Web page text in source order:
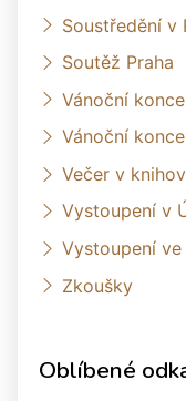
Soustředění v
Soutěž Praha
Vánoční
Vánoční
Večer v
Vystoupení v
Vystoupení ve
Zkoušky
Oblíbené